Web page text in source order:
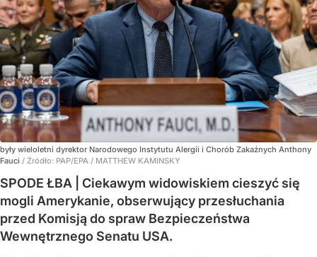
były wieloletni dyrektor Narodowego Instytutu Alergii i Chorób Zakaźnych Anthony
Fauci / Źródło: PAP/EPA / MATTHEW KAMINSKY
SPODE ŁBA | Ciekawym widowiskiem cieszyć się
mogli Amerykanie, obserwujący przesłuchania
przed Komisją do spraw Bezpieczeństwa
Wewnętrznego Senatu USA.